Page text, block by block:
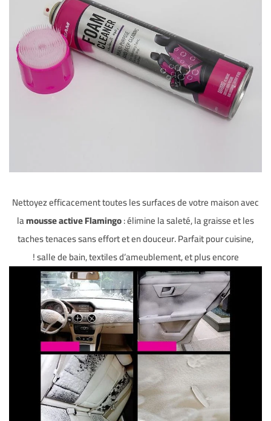
Nettoyez efficacement toutes les surfaces de votre maison avec
lamousse active Flamingo: élimine la saleté, la graisse et les
taches tenaces sans effort et en douceur. Parfait pour cuisine,
salle de bain, textiles d’ameublement, et plus encore !